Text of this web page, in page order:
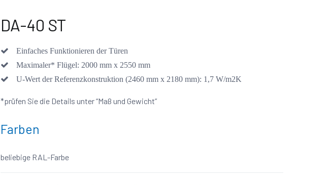
DA-40 ST
Einfaches Funktionieren der Türen
Maximaler* Flügel: 2000 mm x 2550 mm
U-Wert der Referenzkonstruktion (2460 mm x 2180 mm): 1,7 W/m2K
*prüfen Sie die Details unter “Maß und Gewicht”
Farben
beliebige RAL-Farbe